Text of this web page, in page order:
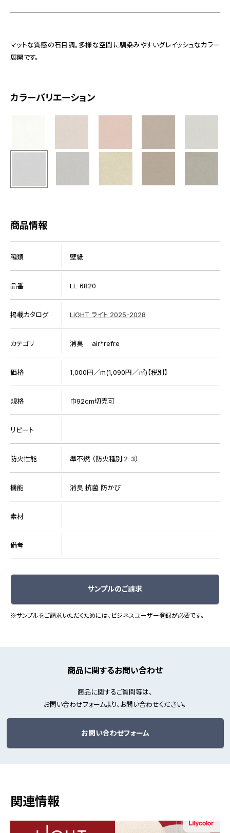
マットな質感の石目調。多様な空間に馴染みやすいグレイッシュなカラー
展開です。
カラーバリエーション
商品情報
種類 壁紙
品番 LL-6820
掲載カタログ LIGHT ライト 2025-2028
カテゴリ 消臭 air*refre
価格 1,000円／m(1,090円／㎡)【税別】
規格 巾92cm切売可
リピート
防火性能 準不燃 （防火種別:2-3）
機能 消臭 抗菌 防かび
素材
備考
サンプルのご請求
※サンプルをご請求いただくためには、ビジネスユーザー登録が必要です。
商品に関するお問い合わせ
商品に関するご質問等は、
お問い合わせフォームより、お問い合わせください。
お問い合わせフォーム
関連情報